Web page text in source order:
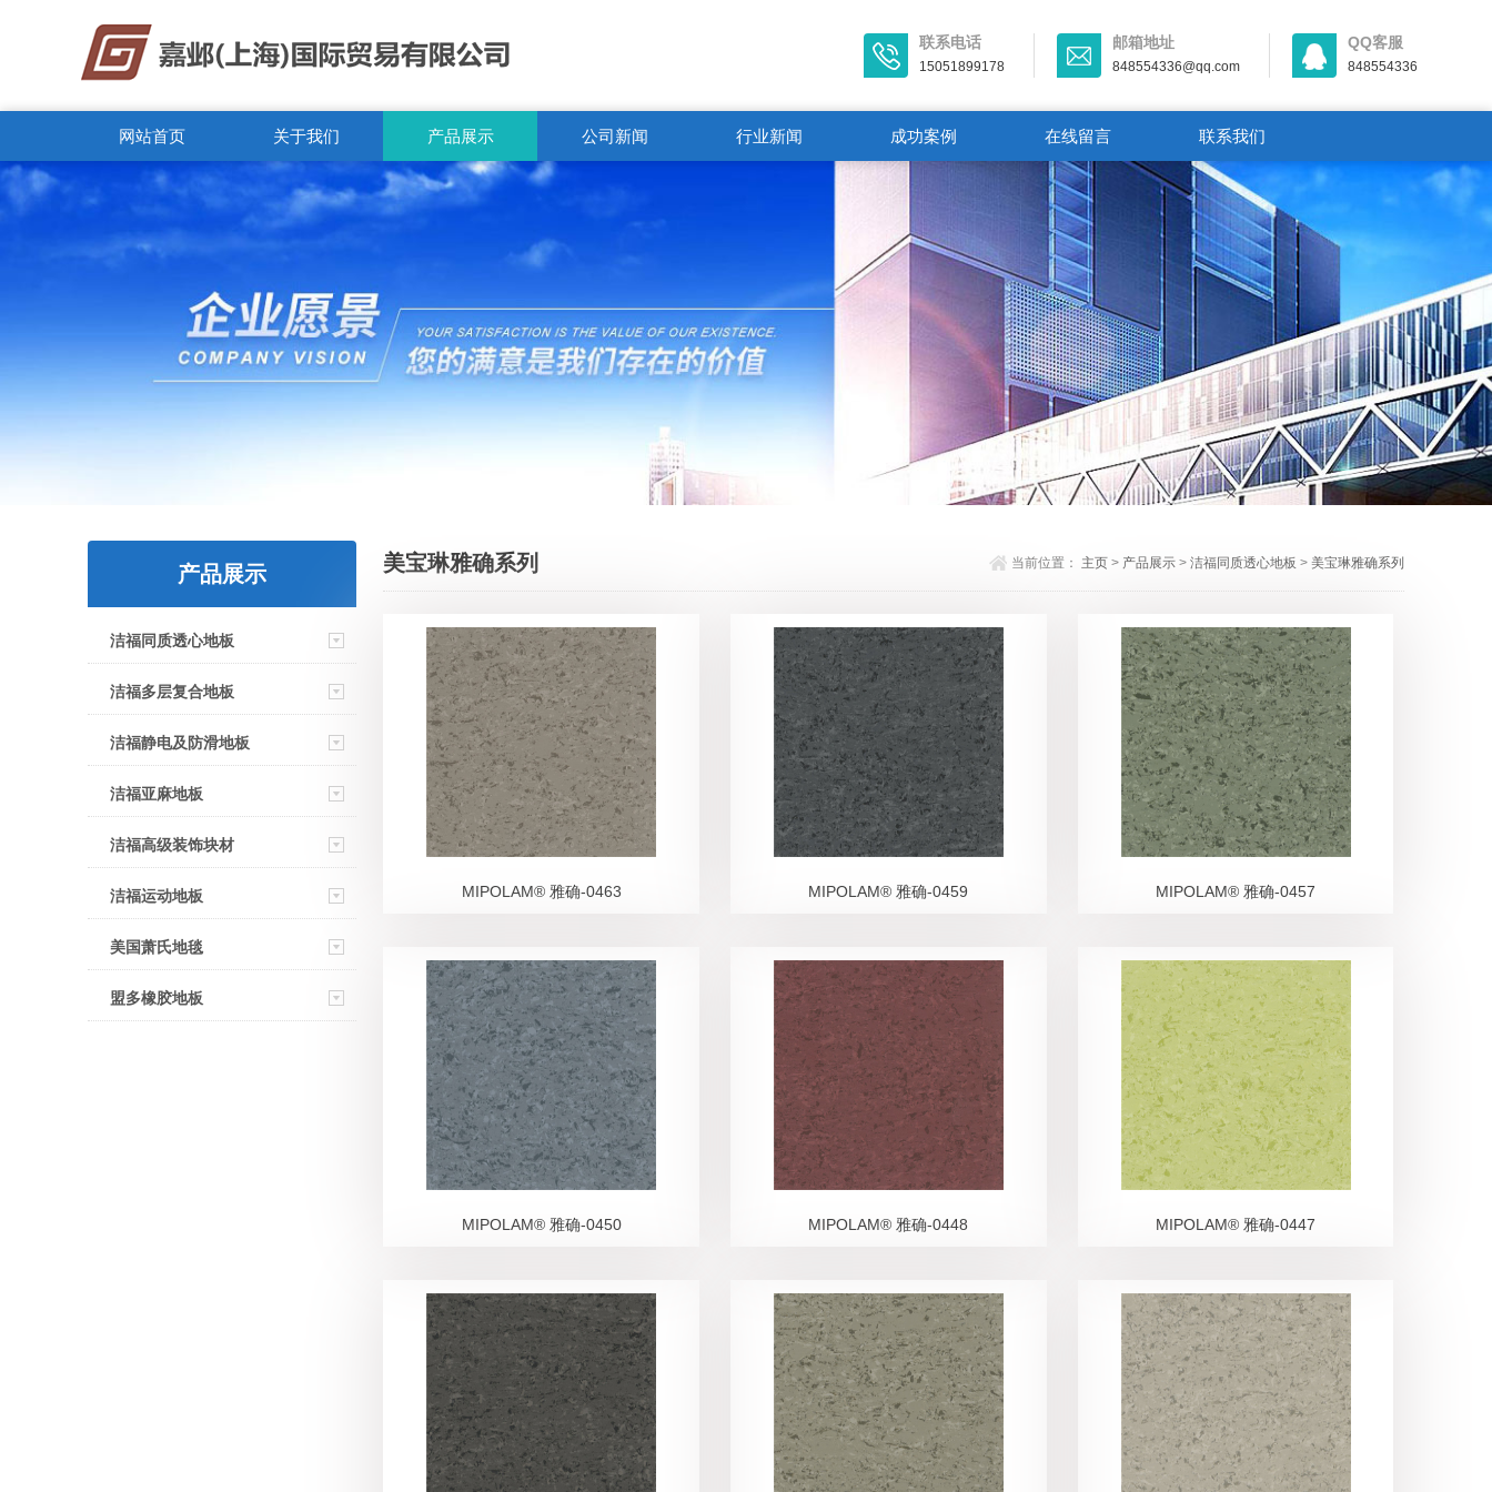
联系电话
15051899178
邮箱地址
848554336@qq.com
QQ客服
848554336
网站首页 关于我们 产品展示 公司新闻 行业新闻 成功案例 在线留言 联系我们
产品展示
洁福同质透心地板
洁福多层复合地板
洁福静电及防滑地板
洁福亚麻地板
洁福高级装饰块材
洁福运动地板
美国萧氏地毯
盟多橡胶地板
美宝琳雅确系列 当前位置： 主页> 产品展示> 洁福同质透心地板 > 美宝琳雅确系列
MIPOLAM® 雅确-0463 MIPOLAM® 雅确-0459 MIPOLAM® 雅确-0457
MIPOLAM® 雅确-0450 MIPOLAM® 雅确-0448 MIPOLAM® 雅确-0447